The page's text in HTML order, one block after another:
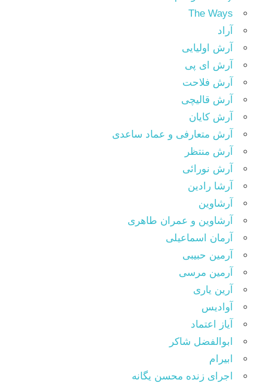
The Ways
آراد
آرش اولیایی
آرش ای پی
آرش فلاحت
آرش قالیچی
آرش کایان
آرش متعارفی و عماد ساعدی
آرش منتظر
آرش نورائی
آرشا رادین
آرشاوین
آرشاوین و عمران طاهری
آرمان اسماعیلی
آرمین حبیبی
آرمین مرسی
آرین یاری
آوادیس
آیاز اعتماد
ابوالفضل شاکر
ابیرام
اجرای زنده محسن یگانه